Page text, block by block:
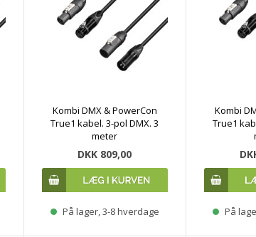
Kombi DMX & PowerCon
True1 kabel. 3-pol DMX. 3
meter
DKK 809,00
På lager, 3-8 hverdage
Kombi
True1
På